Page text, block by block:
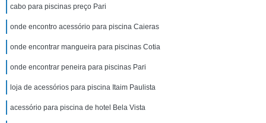
cabo para piscinas preço Pari
onde encontro acessório para piscina Caieras
onde encontrar mangueira para piscinas Cotia
onde encontrar peneira para piscinas Pari
loja de acessórios para piscina Itaim Paulista
acessório para piscina de hotel Bela Vista